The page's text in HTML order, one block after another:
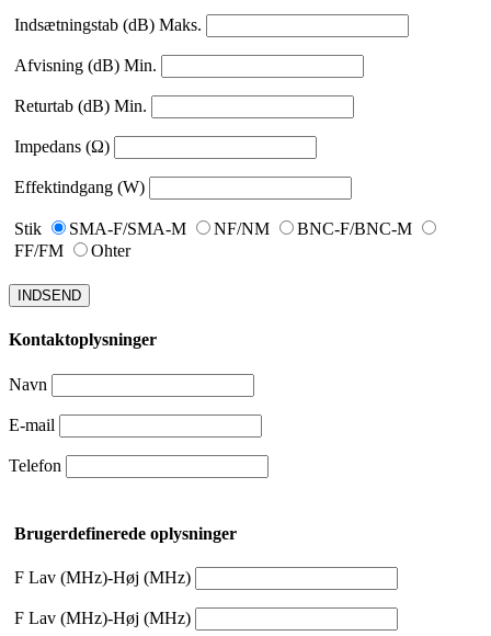
Indsætningstab (dB) Maks.
Afvisning (dB) Min.
Returtab (dB) Min.
Impedans (Ω)
Effektindgang (W)
Stik SMA-F/SMA-M NF/NM
BNC-F/BNC-M
FF/FM
Ohter
INDSEND
Kontaktoplysninger
Navn
E-mail
Telefon
Brugerdefinerede oplysninger
F Lav (MHz)-Høj (MHz)
F Lav (MHz)-Høj (MHz)